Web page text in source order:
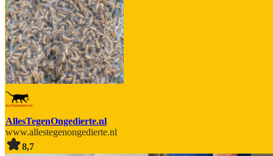
AllesTegenOngedierte.nl
www.allestegenongedierte.nl
8,7